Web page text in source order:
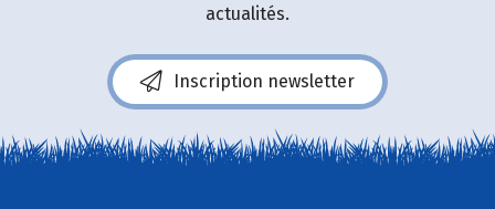
actualités.
Inscription newsletter